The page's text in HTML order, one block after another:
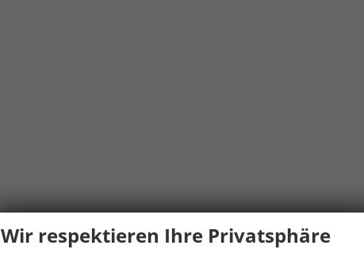
Wir respektieren Ihre Privatsphäre